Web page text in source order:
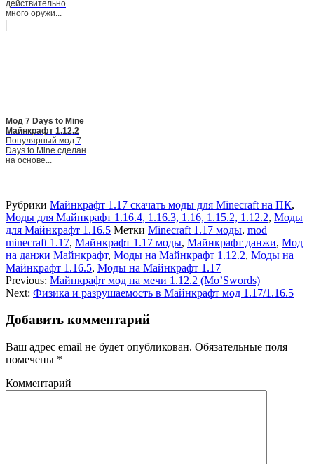
действительно
много оружи...
Мод 7 Days to Mine
Майнкрафт 1.12.2
Популярный мод 7
Days to Mine сделан
на основе...
Рубрики Майнкрафт 1.17 скачать моды для Minecraft на ПК,
Моды для Майнкрафт 1.16.4, 1.16.3, 1.16, 1.15.2, 1.12.2, Моды
для Майнкрафт 1.16.5 Метки Minecraft 1.17 моды, mod
minecraft 1.17, Майнкрафт 1.17 моды, Майнкрафт данжи, Мод
на данжи Майнкрафт, Моды на Майнкрафт 1.12.2, Моды на
Майнкрафт 1.16.5, Моды на Майнкрафт 1.17
Previous: Майнкрафт мод на мечи 1.12.2 (Mo’Swords)
Next: Физика и разрушаемость в Майнкрафт мод 1.17/1.16.5
Добавить комментарий
Ваш адрес email не будет опубликован. Обязательные поля
помечены *
Комментарий